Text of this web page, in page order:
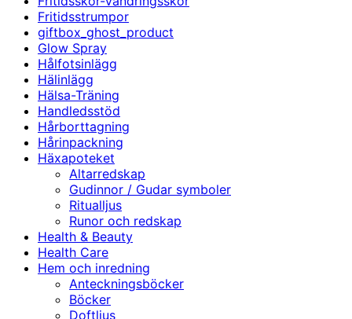
Fritidsstrumpor
giftbox_ghost_product
Glow Spray
Hålfotsinlägg
Hälinlägg
Hälsa-Träning
Handledsstöd
Hårborttagning
Hårinpackning
Häxapoteket
Altarredskap
Gudinnor / Gudar symboler
Ritualljus
Runor och redskap
Health & Beauty
Health Care
Hem och inredning
Anteckningsböcker
Böcker
Doftljus